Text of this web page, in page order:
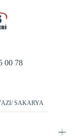
00 78
SAKARYA